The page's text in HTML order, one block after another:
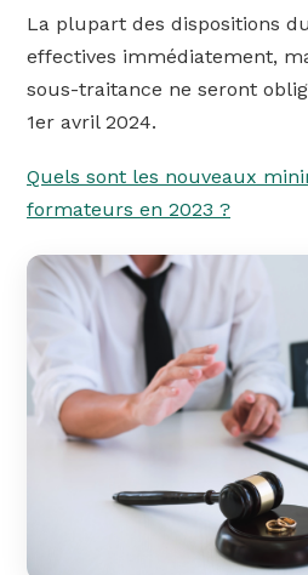
La plupart des dispositions
effectives immédiatement,
sous-traitance ne seront
1er avril 2024.
Quels sont les nouveaux
formateurs en 2023 ?